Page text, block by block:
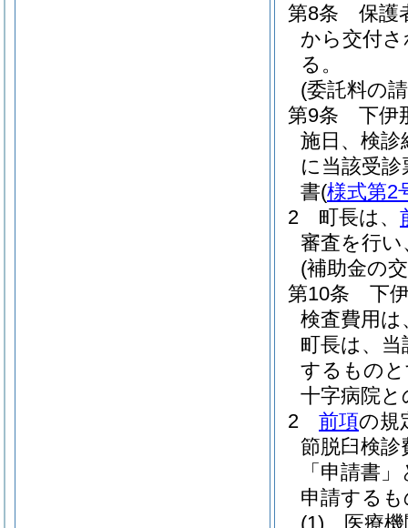
第8条
保護
から交付
る。
(委託料の
第9条
下伊
施日、検
に当該受
書(様式第2
2
町長は、
審査を行
(補助金の
第10条
下
検査費用
町長は、
するもの
十字病院
2
前項の規
節脱臼検診
「申請書
申請する
(1)
医療